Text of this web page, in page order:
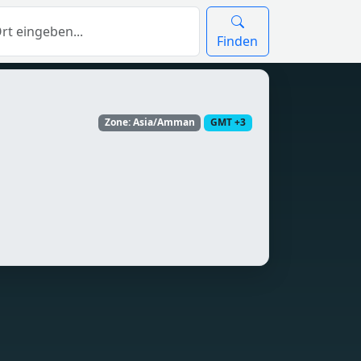
Finden
Zone: Asia/Amman GMT +3